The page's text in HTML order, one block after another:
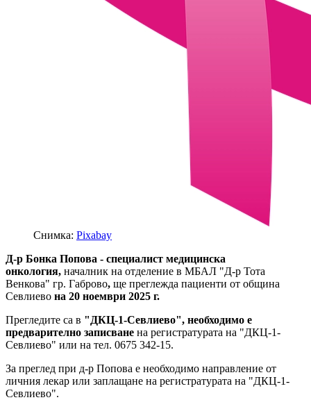
Снимка: Pixabay
Д-р Бонка Попова - специалист медицинска
онкология, началник на отделение в МБАЛ "Д-р Тота
Венкова" гр. Габрово, ще преглежда пациенти от община
Севлиево на 20 ноември 2025 г.
Прегледите са в "ДКЦ-1-Севлиево", необходимо е
предварително записване на регистратурата на "ДКЦ-1-
Севлиево" или на тел. 0675 342-15.
За преглед при д-р Попова е необходимо направление от
личния лекар или заплащане на регистратурата на "ДКЦ-1-
Севлиево".